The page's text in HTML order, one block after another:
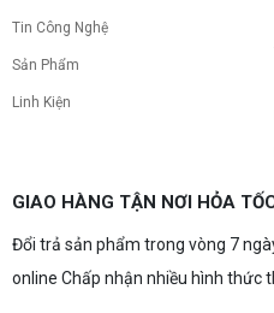
Tin Công Nghệ
Sản Phẩm
Linh Kiện
GIAO HÀNG TẬN NƠI HỎA
Đổi trả sản phẩm trong vòng 7
online Chấp nhận nhiều hình thức